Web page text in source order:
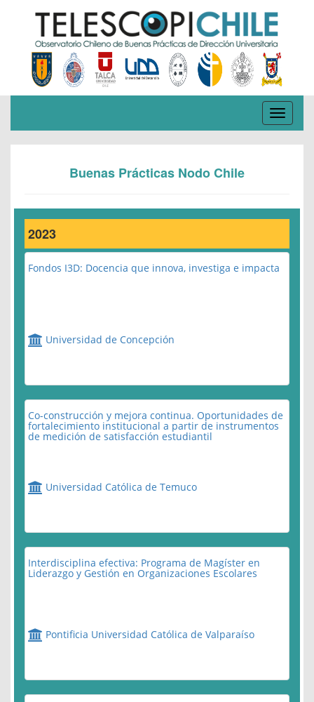
Toggle
Buenas Prácticas Nodo Chile
2023
Fondos I3D: Docencia que innova, investiga e impacta
Universidad de Concepción
Co-construcción y mejora continua. Oportunidades de
fortalecimiento institucional a partir de instrumentos
de medición de satisfacción estudiantil
Universidad Católica de Temuco
Interdisciplina efectiva: Programa de Magíster en
Liderazgo y Gestión en Organizaciones Escolares
Pontificia Universidad Católica de Valparaíso